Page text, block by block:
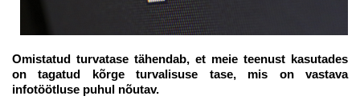
Omistatud turvatase tähendab, et meie teenust kasutades
on tagatud kõrge turvalisuse tase, mis on vastava
infotöötluse puhul nõutav.